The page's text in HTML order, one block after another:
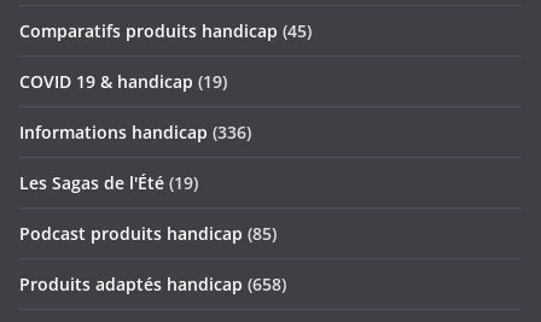
Comparatifs produits handicap (45)
COVID 19 & handicap (19)
Informations handicap (336)
Les Sagas de l'Été (19)
Podcast produits handicap (85)
Produits adaptés handicap (658)